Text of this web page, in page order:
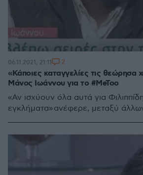
«Κάποιες καταγγελίες τις θεώρησα
Μάνος Ιωάννου για το #MeToo
«Αν ισχύουν όλα αυτά για
εγκλήματα» ανέφερε, μεταξύ
06.11.2021, 21:11 2